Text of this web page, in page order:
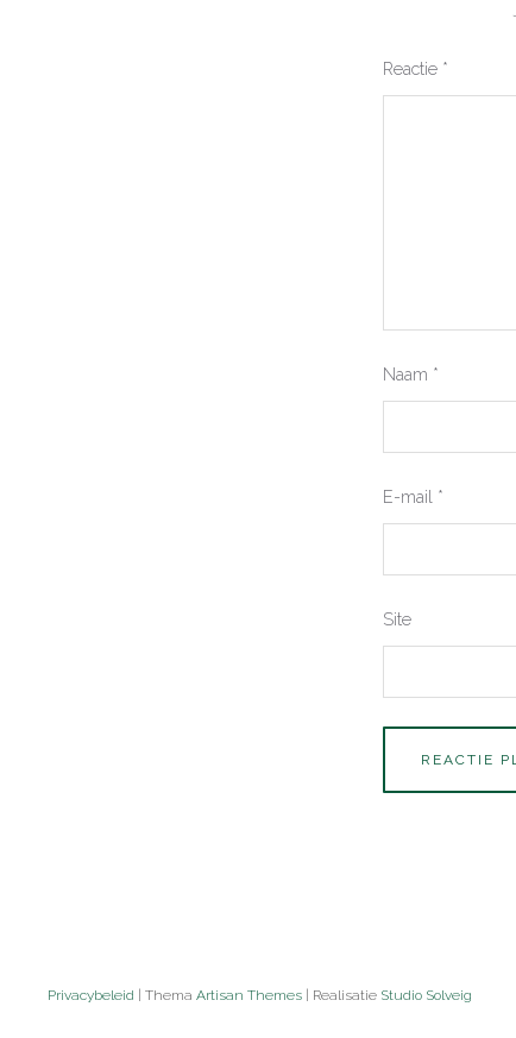
Reactie *
Naam *
E-mail *
Site
Privacybeleid | Thema Artisan Themes | Realisatie Studio Solveig